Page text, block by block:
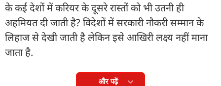
के कई देशों में करियर के दूसरे रास्तों को भी उतनी ही
अहमियत दी जाती है? विदेशों में सरकारी नौकरी सम्मान के
लिहाज से देखी जाती है लेकिन इसे आखिरी लक्ष्य नहीं माना
जाता है.
और पढ़ें